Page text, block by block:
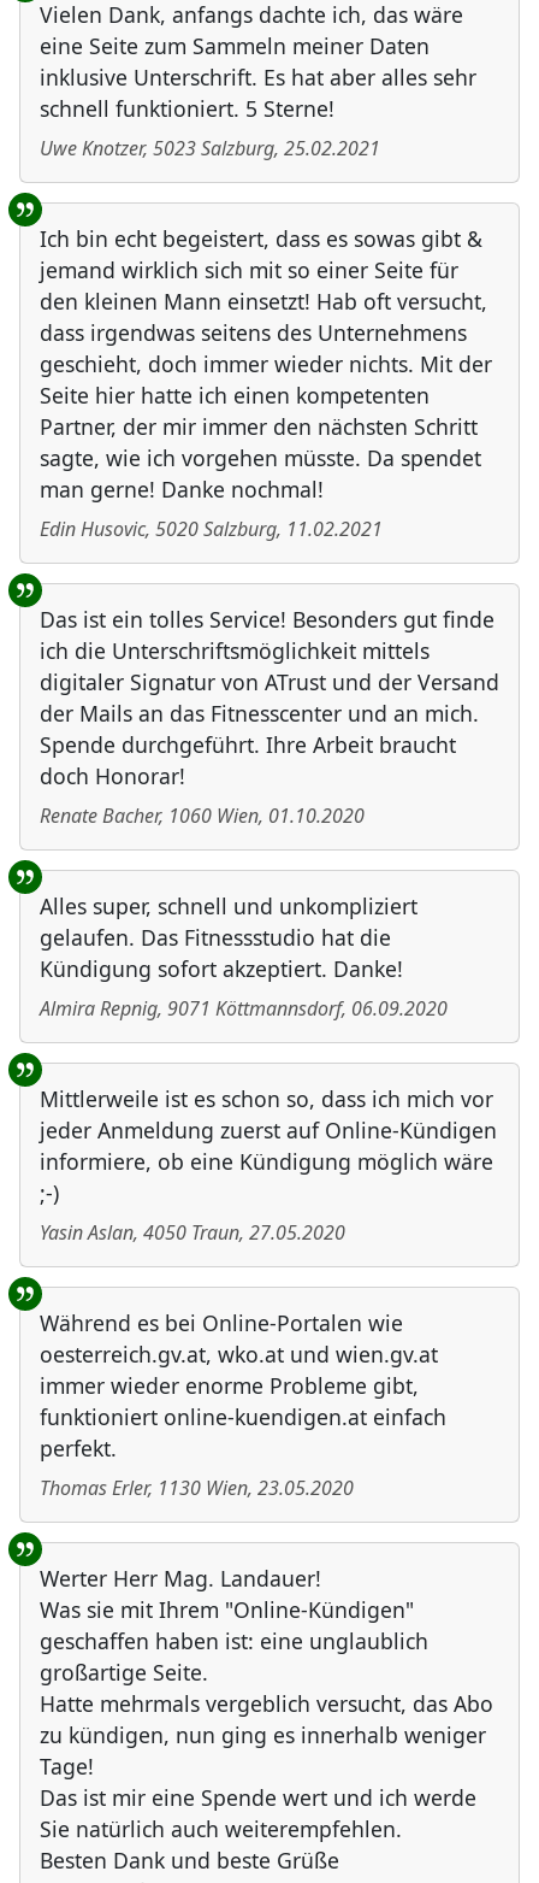
Vielen Dank, anfangs dachte ich, das wäre
eine Seite zum Sammeln meiner Daten
inklusive Unterschrift. Es hat aber alles sehr
schnell funktioniert. 5 Sterne!
Uwe Knotzer, 5023Salzburg, 25.02.2021
Ich bin echt begeistert, dass es sowas gibt &
jemand wirklich sich mit so einer Seite für
den kleinen Mann einsetzt! Hab oft versucht,
dass irgendwas seitens des Unternehmens
geschieht, doch immer wieder nichts. Mit der
Seite hier hatte ich einen kompetenten
Partner, der mir immer den nächsten Schritt
sagte, wie ich vorgehen müsste. Da spendet
man gerne! Danke nochmal!
Edin Husovic, 5020Salzburg, 11.02.2021
Das ist ein tolles Service! Besonders gut finde
ich die Unterschriftsmöglichkeit mittels
digitaler Signatur von ATrust und der Versand
der Mails an das Fitnesscenter und an mich.
Spende durchgeführt. Ihre Arbeit braucht
doch Honorar!
Renate Bacher, 1060 Wien, 01.10.2020
Alles super, schnell und unkompliziert
gelaufen. Das Fitnessstudio hat die
Kündigung sofort akzeptiert. Danke!
Almira Repnig, 9071 Köttmannsdorf, 06.09.2020
Mittlerweile ist es schon so, dass ich mich vor
jeder Anmeldung zuerst auf Online-Kündigen
informiere, ob eine Kündigung möglich wäre
;-)
Yasin Aslan, 4050 Traun, 27.05.2020
Während es bei Online-Portalen wie
oesterreich.gv.at, wko.at und wien.gv.at
immer wieder enorme Probleme gibt,
funktioniert online-kuendigen.at einfach
perfekt.
Thomas Erler, 1130 Wien, 23.05.2020
Werter Herr Mag. Landauer!
Was sie mit Ihrem "Online-Kündigen"
geschaffen haben ist: eine unglaublich
großartige Seite.
Hatte mehrmals vergeblich versucht, das Abo
zu kündigen, nun ging es innerhalb weniger
Tage!
Das ist mir eine Spende wert und ich werde
Sie natürlich auch weiterempfehlen.
Besten Dank und beste Grüße